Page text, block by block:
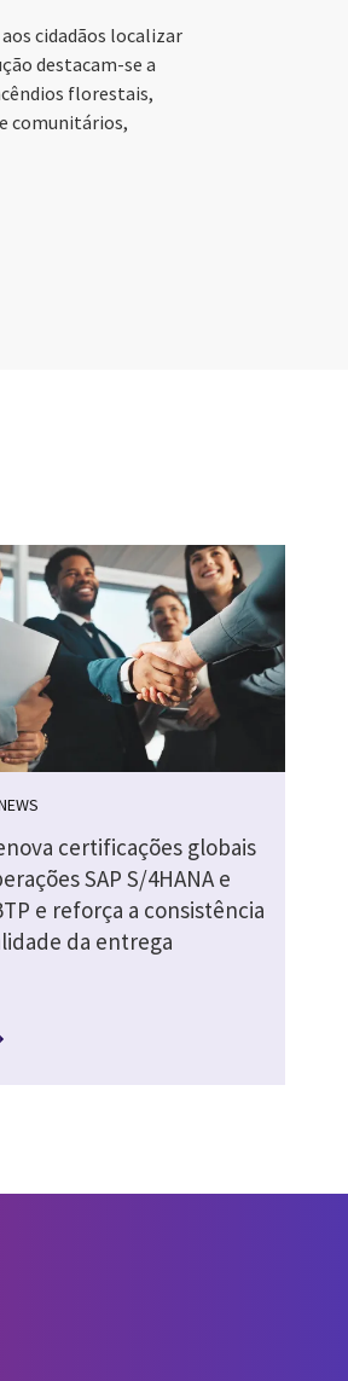
cidadãos localizar
destacam-se a
florestais,
comunitários,
certificações globais
SAP S/4HANA e
e reforça a consistência
da entrega